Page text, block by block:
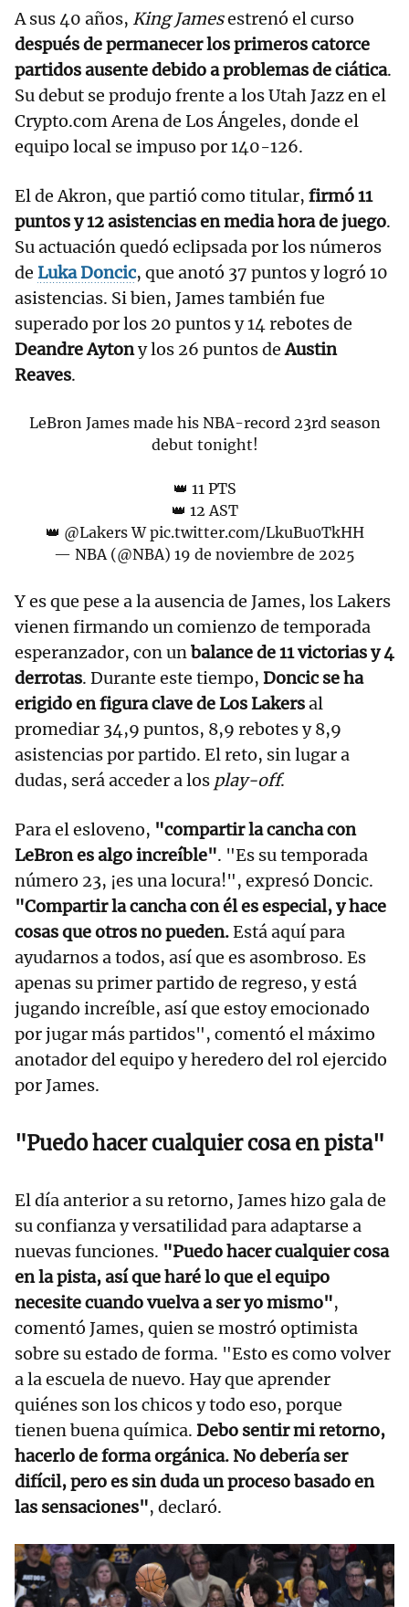
A sus 40 años, King Jamesestrenó el curso
después de permanecer los primeros catorce
partidos ausente debido a problemas de ciática.
Su debut se produjo frente a los Utah Jazz en el
Crypto.com Arena de Los Ángeles, donde el
equipo local se impuso por 140-126.
El de Akron, que partió como titular, firmó 11
puntos y 12 asistencias en media hora de juego.
Su actuación quedó eclipsada por los números
de Luka Doncic, que anotó 37 puntos y logró 10
asistencias. Si bien, James también fue
superado por los 20 puntos y 14 rebotes de
Deandre Aytony los 26 puntos deAustin
Reaves.
LeBron James made his NBA-record 23rd season
debut tonight!
👑 11 PTS
👑 12 AST
👑 @LakersWpic.twitter.com/LkuBu0TkHH
— NBA (@NBA) 19 de noviembre de 2025
Y es que pese a la ausencia de James, los Lakers
vienen firmando un comienzo de temporada
esperanzador, con unbalance de 11 victorias y 4
derrotas. Durante este tiempo, Doncic se ha
erigido en figura clave de Los Lakersal
promediar 34,9 puntos, 8,9 rebotes y 8,9
asistencias por partido. El reto, sin lugar a
dudas, será acceder a los play-off.
Para el esloveno, "compartir la cancha con
LeBron es algo increíble". "Es su temporada
número 23, ¡es una locura!", expresó Doncic.
"Compartir la cancha con él es especial, y hace
cosas que otros no pueden.Está aquí para
ayudarnos a todos, así que es asombroso. Es
apenas su primer partido de regreso, y está
jugando increíble, así que estoy emocionado
por jugar más partidos", comentó el máximo
anotador del equipo y heredero del rol ejercido
por James.
"Puedo hacer cualquier cosa en pista"
El día anterior a su retorno, James hizo gala de
su confianza y versatilidad para adaptarse a
nuevas funciones. "Puedo hacer cualquier cosa
en la pista, así que haré lo que el equipo
necesite cuando vuelva a ser yo mismo",
comentó James, quien se mostró optimista
sobre su estado de forma. "Esto es como volver
a la escuela de nuevo. Hay que aprender
quiénes son los chicos y todo eso, porque
tienen buena química. Debo sentir mi retorno,
hacerlo de forma orgánica. No debería ser
difícil, pero es sin duda un proceso basado en
las sensaciones", declaró.